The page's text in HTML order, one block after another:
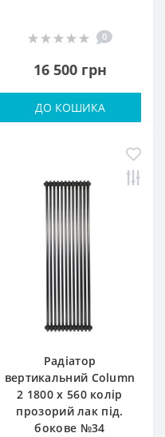
0
16 500 грн
ДО КОШИКА
Радіатор
вертикальний Column
2 1800 x 560 колір
прозорий лак під.
бокове №34